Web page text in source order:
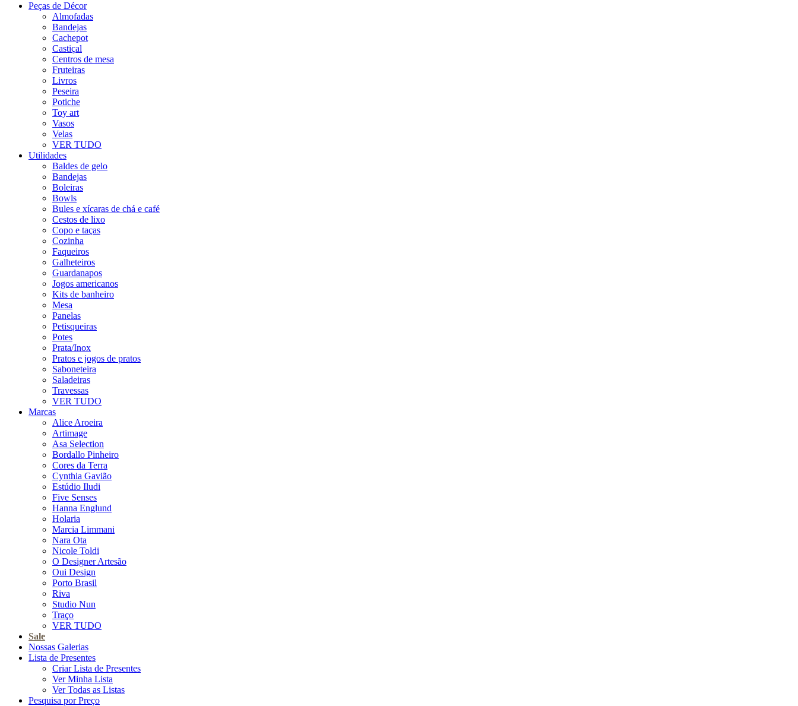
Peças de Décor
Almofadas
Bandejas
Cachepot
Castiçal
Centros de mesa
Fruteiras
Livros
Peseira
Potiche
Toy art
Vasos
Velas
VER TUDO
Utilidades
Baldes de gelo
Bandejas
Boleiras
Bowls
Bules e xícaras de chá e café
Cestos de lixo
Copo e taças
Cozinha
Faqueiros
Galheteiros
Guardanapos
Jogos americanos
Kits de banheiro
Mesa
Panelas
Petisqueiras
Potes
Prata/Inox
Pratos e jogos de pratos
Saboneteira
Saladeiras
Travessas
VER TUDO
Marcas
Alice Aroeira
Artimage
Asa Selection
Bordallo Pinheiro
Cores da Terra
Cynthia Gavião
Estúdio Iludi
Five Senses
Hanna Englund
Holaria
Marcia Limmani
Nara Ota
Nicole Toldi
O Designer Artesão
Oui Design
Porto Brasil
Riva
Studio Nun
Traço
VER TUDO
Sale
Nossas Galerias
Lista de Presentes
Criar Lista de Presentes
Ver Minha Lista
Ver Todas as Listas
Pesquisa por Preço